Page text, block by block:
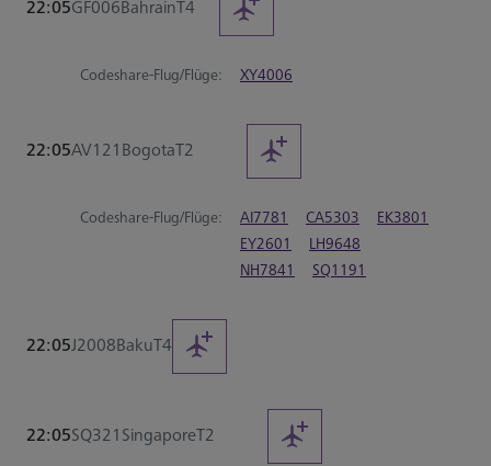
22:05GF006BahrainT4
Codeshare-Flug/Flüge: XY4006
22:05AV121 BogotaT2
Codeshare-Flug/Flüge: AI7781 CA5303
EK3801
EY2601
LH9648
NH7841
SQ1191
22:05J2008BakuT4
22:05SQ321 SingaporeT2